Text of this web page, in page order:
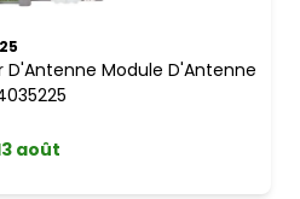
D'Antenne Module D'Antenne
août